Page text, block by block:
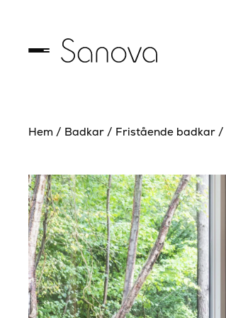
Hem / Badkar / Fristående badkar /